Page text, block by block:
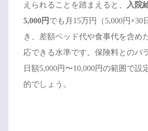
えられることを踏まえると、
入院
5,000円 でも月15万円（5,000円×30
き、差額ベッド代や食事代を含め
応できる水準です。保険料とのバ
日額5,000円〜10,000円の範囲で設
的でしょう。